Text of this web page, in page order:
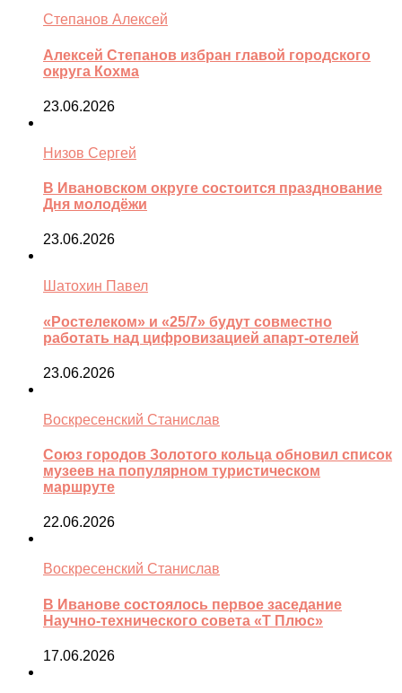
Степанов Алексей
Алексей Степанов избран главой городского
округа Кохма
23.06.2026
Низов Сергей
В Ивановском округе состоится празднование
Дня молодёжи
23.06.2026
Шатохин Павел
«Ростелеком» и «25/7» будут совместно
работать над цифровизацией апарт-отелей
23.06.2026
Воскресенский Станислав
Союз городов Золотого кольца обновил список
музеев на популярном туристическом
маршруте
22.06.2026
Воскресенский Станислав
В Иванове состоялось первое заседание
Научно-технического совета «Т Плюс»
17.06.2026